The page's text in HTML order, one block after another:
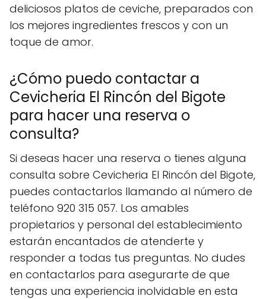
deliciosos platos de ceviche, preparados con
los mejores ingredientes frescos y con un
toque de amor.
¿Cómo puedo contactar a
Cevicheria El Rincón del Bigote
para hacer una reserva o
consulta?
Si deseas hacer una reserva o tienes alguna
consulta sobre Cevicheria El Rincón del Bigote,
puedes contactarlos llamando al número de
teléfono 920 315 057. Los amables
propietarios y personal del establecimiento
estarán encantados de atenderte y
responder a todas tus preguntas. No dudes
en contactarlos para asegurarte de que
tengas una experiencia inolvidable en esta